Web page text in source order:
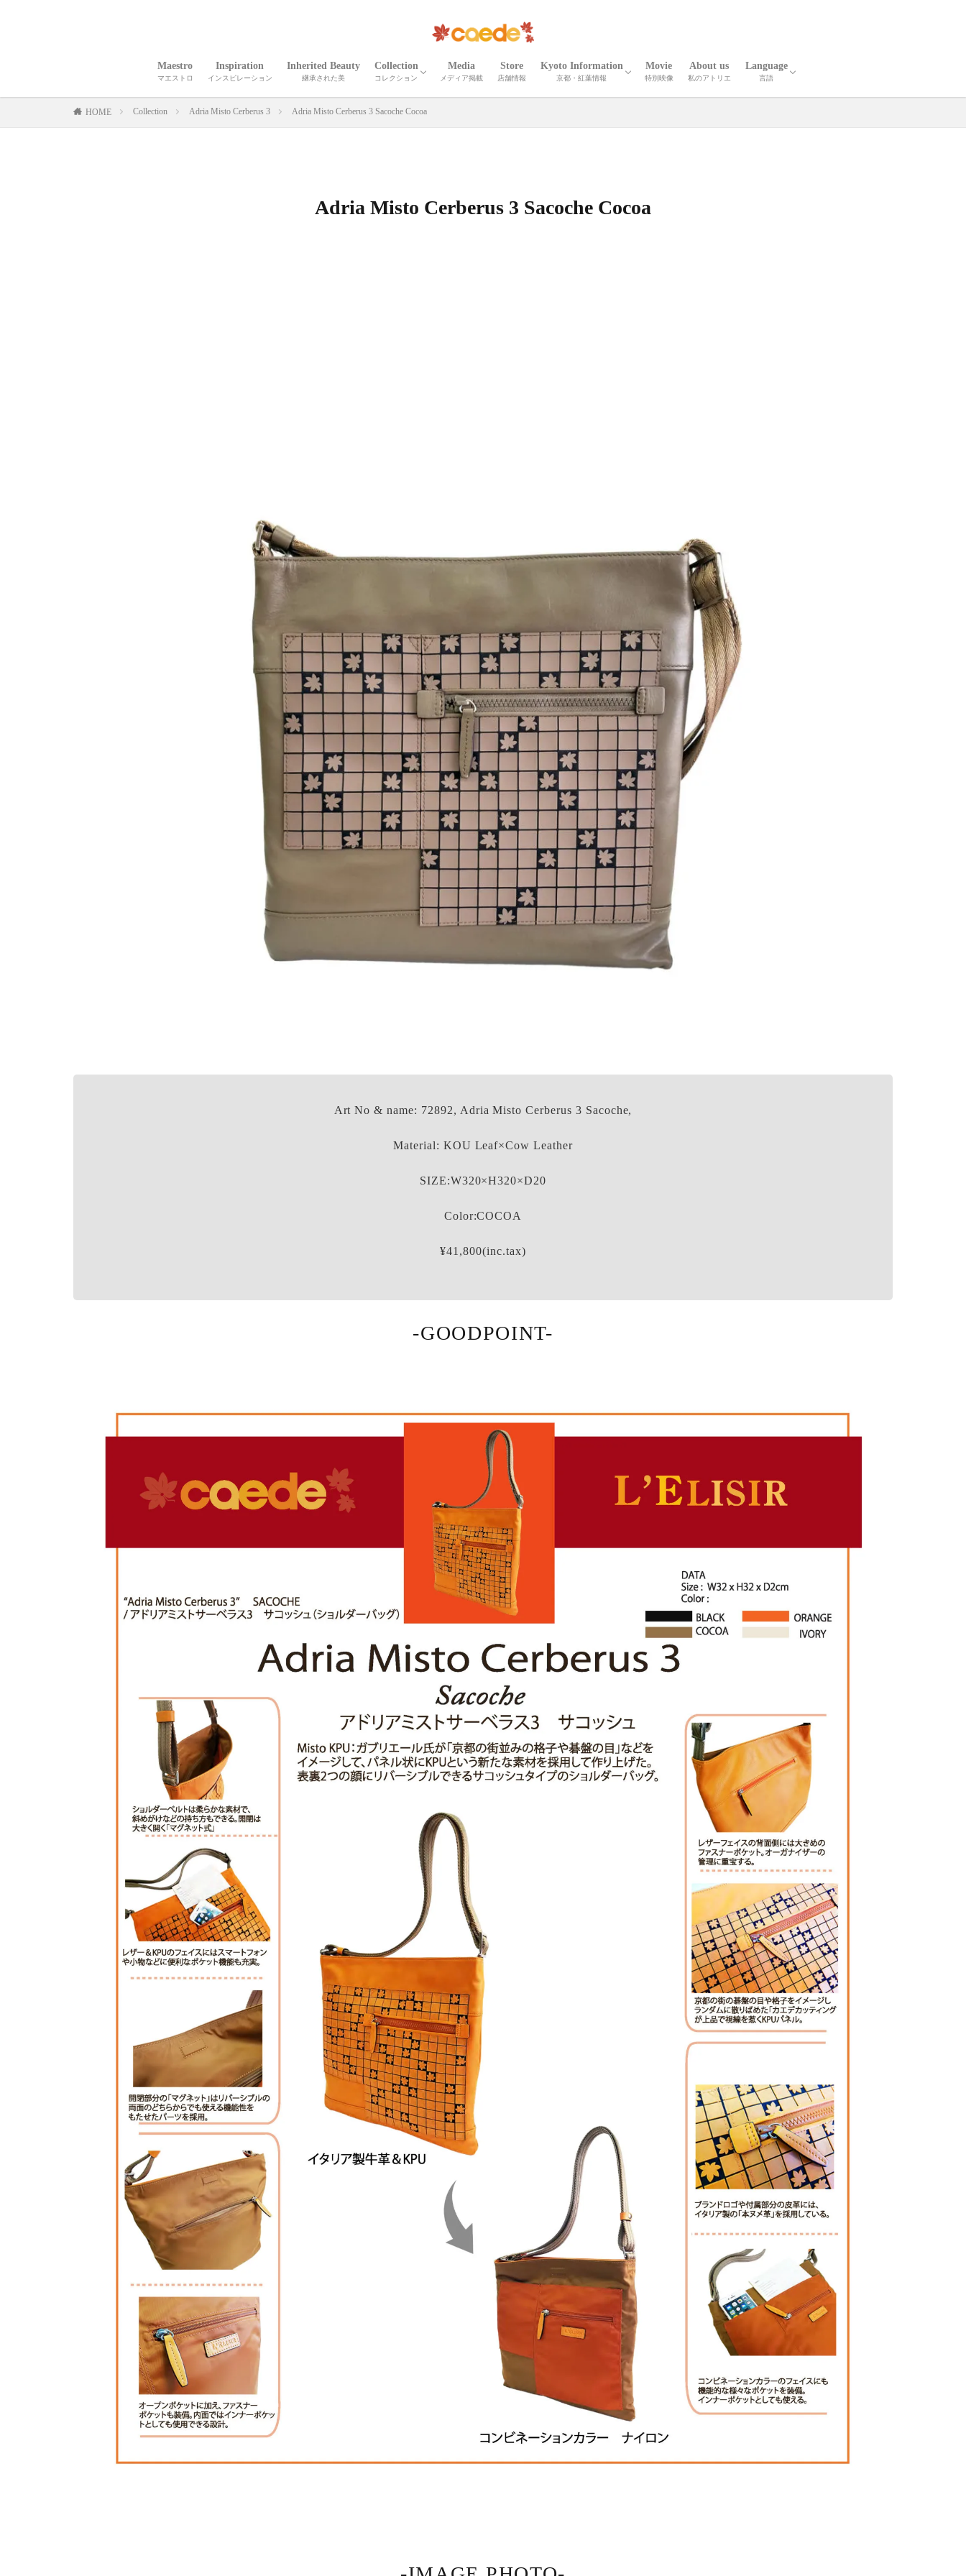
Maestro
マエストロ
Inspiration
インスピレーション
Inherited Beauty
継承された美
Collection
コレクション
CORTEO
ETNA
Madeira
Iris
Palma
Shrink Madeira
Shrink Cube
Cardona
ELLISSE
Shrink Zima
Zima
Recicli ZIMA
Zima leather goods
Prima Bolta
CORTEO MICHELA
Numero
Serena
Wrinkle Serena
Cerberus３
Wrinkle CERBERUS 3
Camouflage Cerberus 3
Adria Misto Cerberus 3
Twill Nylon Misto Cerberus 3
Stella Misto Cerberus
Stella Misto Ruck
Stella Misto Flap
Misto
Miranda
Miranda Ruck
Stella Reversible
Stella Ruck
Maiko Puzzle
Milano Canvas
OTHER
Media
メディア掲載
Store
店舗情報
Kyoto Information
京都・紅葉情報
京都の紅葉
京都・春夏秋冬
京都の名刹・観光情報
京都の伝統工芸・職人技
Movie
特別映像
About us
私のアトリエ
Language
言語
英語
中国語
HOME Collection Adria Misto Cerberus 3 Adria Misto Cerberus 3 Sacoche Cocoa
Adria Misto Cerberus 3 Sacoche Cocoa
Art No & name: 72892, Adria Misto Cerberus 3 Sacoche,
Material: KOU Leaf×Cow Leather
SIZE:W320×H320×D20
Color:COCOA
¥41,800(inc.tax)
-GOODPOINT-